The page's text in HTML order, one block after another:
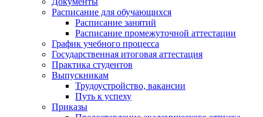
Расписание для обучающихся
Расписание занятий
Расписание промежуточной аттестации
График учебного процесса
Государственная итоговая аттестация
Практика студентов
Выпускникам
Трудоустройство, вакансии
Путь к успеху
Приказы